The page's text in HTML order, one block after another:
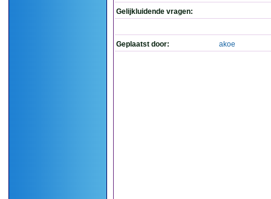
Gelijkluidende vragen:
Geplaatst door: akoe